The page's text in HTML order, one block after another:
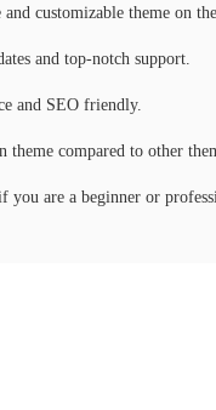
customizable theme on
and top-notch support.
and SEO friendly.
theme compared to other
you are a beginner or